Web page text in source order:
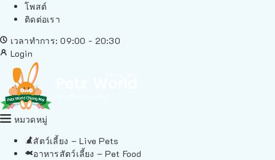
โพสต์
ติดต่อเรา
เวลาทำการ: 09:00 - 20:30
Login
หมวดหมู่
สัตว์เลี้ยง – Live Pets
อาหารสัตว์เลี้ยง – Pet Food